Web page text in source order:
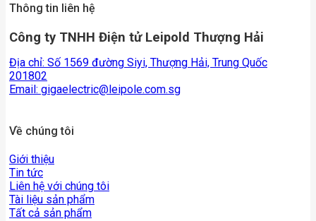
Thông tin liên hệ
Công ty TNHH Điện tử Leipold Thượng Hải
Địa chỉ: Số 1569 đường Siyi, Thượng Hải, Trung Quốc
201802
Email: gigaelectric@leipole.com.sg
Về chúng tôi
Giới thiệu
Tin tức
Liên hệ với chúng tôi
Tài liệu sản phẩm
Tất cả sản phẩm